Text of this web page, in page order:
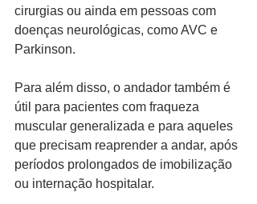
cirurgias ou ainda em pessoas com
doenças neurológicas, como AVC e
Parkinson.
Para além disso, o andador também é
útil para pacientes com fraqueza
muscular generalizada e para aqueles
que precisam reaprender a andar, após
períodos prolongados de imobilização
ou internação hospitalar.